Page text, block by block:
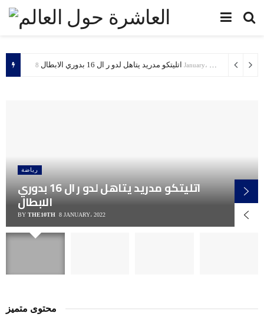
اتليتكو مدريد يتاهل لدو ر ال 16 بدوري الابطال 8 January، 2022
رياضة
اتليتكو مدريد يتاهل لدو ر ال 16 بدوري
الابطال
BY THE10TH 8 JANUARY، 2022
محتوى متميز